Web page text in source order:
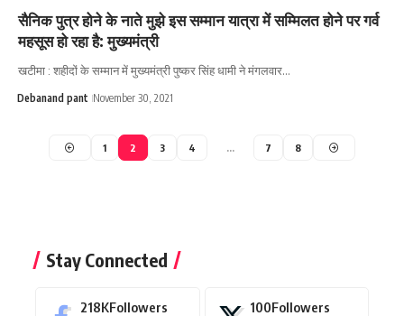
सैनिक पुत्र होने के नाते मुझे इस सम्मान यात्रा में सम्मिलत होने पर गर्व
महसूस हो रहा है: मुख्यमंत्री
खटीमा : शहीदों के सम्मान में मुख्यमंत्री पुष्कर सिंह धामी ने मंगलवार…
Debanand pant November 30, 2021
1 2 3 4 … 7 8
Stay Connected
218KFollowers 100Followers